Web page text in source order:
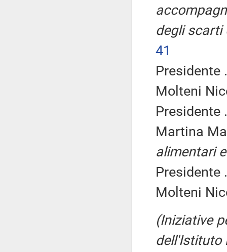
degli scarti
41
Presidente
Molteni
Presidente
Martina
alimentari
Presidente
Molteni
(Iniziative
dell'Istituto